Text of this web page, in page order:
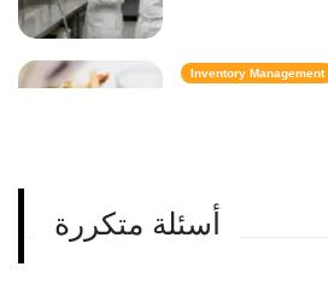
Inventory Management
Employee Schedulingأسئلة متكررة